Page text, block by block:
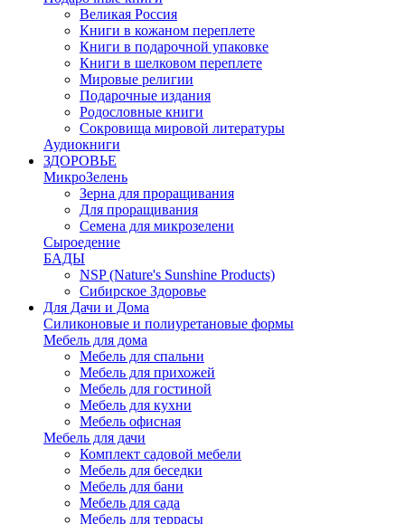
Великая Россия
Книги в кожаном переплете
Книги в подарочной упаковке
Книги в шелковом переплете
Мировые религии
Подарочные издания
Родословные книги
Сокровища мировой литературы
Аудиокниги
ЗДОРОВЬЕ
МикроЗелень
Зерна для проращивания
Для проращивания
Семена для микрозелени
Сыроедение
БАДЫ
NSP (Nature's Sunshine Products)
Сибирское Здоровье
Для Дачи и Дома
Силиконовые и полиуретановые формы
Мебель для дома
Мебель для спальни
Мебель для прихожей
Мебель для гостиной
Мебель для кухни
Мебель офисная
Мебель для дачи
Комплект садовой мебели
Мебель для беседки
Мебель для бани
Мебель для сада
Мебель для террасы